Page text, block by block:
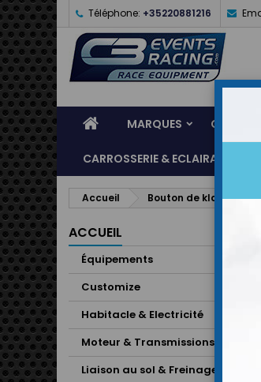
Téléphone: +35220881216
MARQUES CASQUES
CARROSSERIE & ECLAIRAGE
Accueil Bouton de klaxon RRS
ACCUEIL
Équipements
Customize
Habitacle & Electricité
Moteur & Transmissions
Liaison au sol & Freinage